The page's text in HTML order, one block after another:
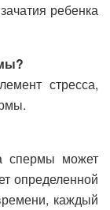
ребенка
стресса,
спермы может
определенной
каждый